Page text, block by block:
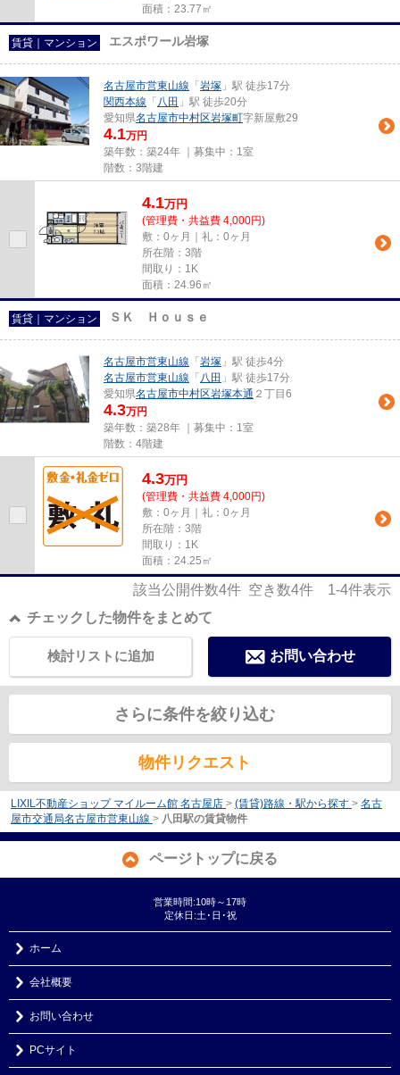
面積：23.77㎡
賃貸｜マンション エスポワール岩塚
名古屋市営東山線 「 岩塚 」駅 徒歩17分
関西本線 「 八田 」駅 徒歩20分
愛知県名古屋市中村区岩塚町字新屋敷29
4.1万円
築年数：築24年 ｜募集中： 1室
階数：3階建
4.1万円
(管理費・共益費 4,000円)
敷：0ヶ月｜礼：0ヶ月
所在階：3階
間取り：1K
面積：24.96㎡
賃貸｜マンション ＳＫ Ｈｏｕｓｅ
名古屋市営東山線 「 岩塚 」駅 徒歩4分
名古屋市営東山線 「 八田 」駅 徒歩17分
愛知県名古屋市中村区岩塚本通 ２丁目6
4.3万円
築年数：築28年 ｜募集中： 1室
階数：4階建
4.3万円
(管理費・共益費 4,000円)
敷：0ヶ月｜礼：0ヶ月
所在階：3階
間取り：1K
面積：24.25㎡
該当公開件数4件 空き数4件 1-4件表示
チェックした物件をまとめて
お問い合わせ
検討リストに追加
さらに条件を絞り込む
物件リクエスト
LIXIL不動産ショップ マイルーム館 名古屋店 > (賃貸)路線・駅から探す > 名古
屋市交通局名古屋市営東山線 > 八田駅の賃貸物件
ページトップに戻る
営業時間:10時～17時
定休日:土･日･祝
ホーム
会社概要
お問い合わせ
PCサイト